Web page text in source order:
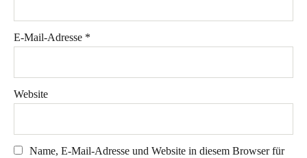
E-Mail-Adresse *
Website
Name, E-Mail-Adresse und Website in diesem Browser für